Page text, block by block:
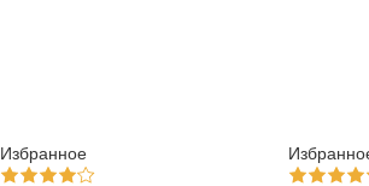
Избранное